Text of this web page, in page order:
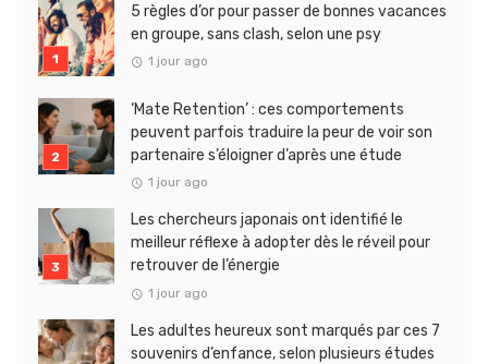
5 règles d’or pour passer de bonnes vacances
en groupe, sans clash, selon une psy
1 jour ago
‘Mate Retention’ : ces comportements
peuvent parfois traduire la peur de voir son
partenaire s’éloigner d’après une étude
1 jour ago
Les chercheurs japonais ont identifié le
meilleur réflexe à adopter dès le réveil pour
retrouver de l’énergie
1 jour ago
Les adultes heureux sont marqués par ces 7
souvenirs d’enfance, selon plusieurs études